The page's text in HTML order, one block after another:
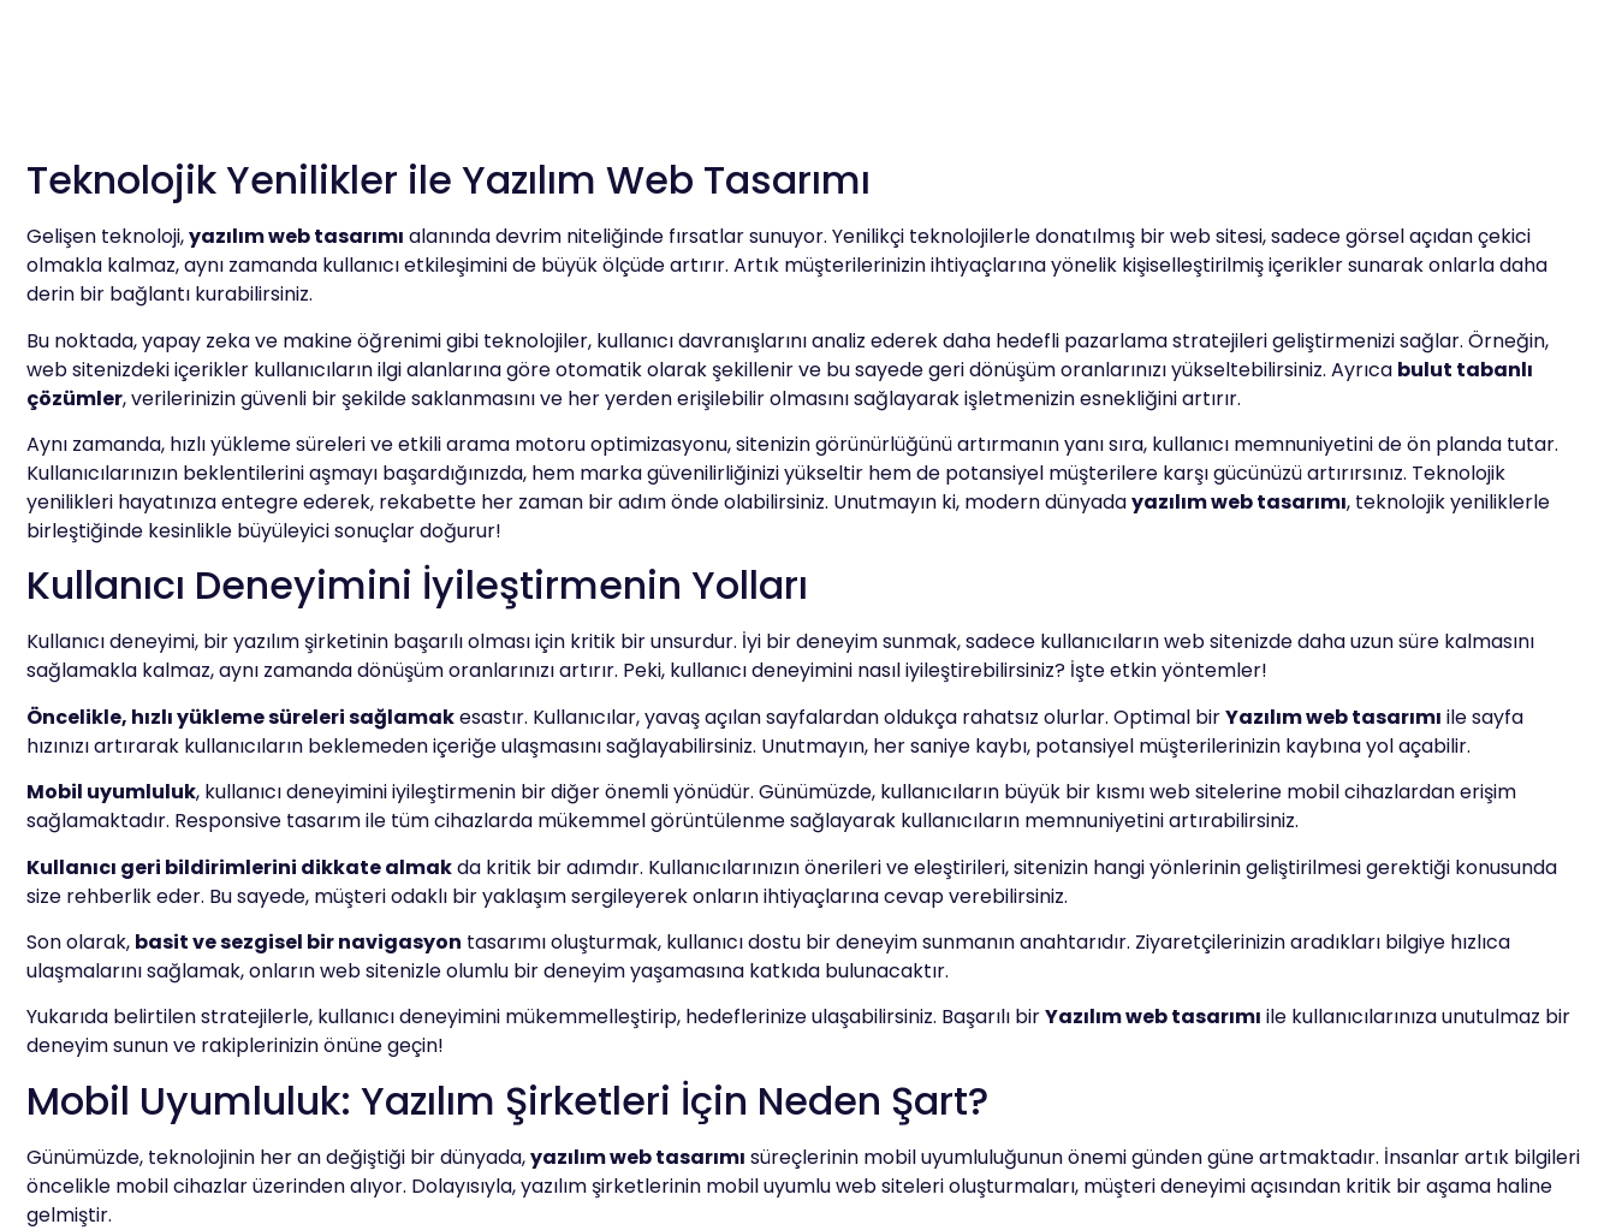
Teknolojik Yenilikler ile Yazılım Web Tasarımı
Gelişen teknoloji,yazılım web tasarımı alanında devrim niteliğinde fırsatlar sunuyor. Yenilikçi teknolojilerle donatılmış bir web sitesi, sadece görsel açıdan çekici
olmakla kalmaz, aynı zamanda kullanıcı etkileşimini de büyük ölçüde artırır. Artık müşterilerinizin ihtiyaçlarına yönelik kişiselleştirilmiş içerikler sunarak onlarla daha
derin bir bağlantı kurabilirsiniz.
Bu noktada, yapay zeka ve makine öğrenimi gibi teknolojiler, kullanıcı davranışlarını analiz ederek daha hedefli pazarlama stratejileri geliştirmenizi sağlar. Örneğin,
web sitenizdeki içerikler kullanıcıların ilgi alanlarına göre otomatik olarak şekillenir ve bu sayede geri dönüşüm oranlarınızı yükseltebilirsiniz. Ayrıca bulut tabanlı
çözümler, verilerinizin güvenli bir şekilde saklanmasını ve her yerden erişilebilir olmasını sağlayarak işletmenizin esnekliğini artırır.
Aynı zamanda, hızlı yükleme süreleri ve etkili arama motoru optimizasyonu, sitenizin görünürlüğünü artırmanın yanı sıra, kullanıcı memnuniyetini de ön planda tutar.
Kullanıcılarınızın beklentilerini aşmayı başardığınızda, hem marka güvenilirliğinizi yükseltir hem de potansiyel müşterilere karşı gücünüzü artırırsınız. Teknolojik
yenilikleri hayatınıza entegre ederek, rekabette her zaman bir adım önde olabilirsiniz. Unutmayın ki, modern dünyadayazılım web tasarımı, teknolojik yeniliklerle
birleştiğinde kesinlikle büyüleyici sonuçlar doğurur!
Kullanıcı Deneyimini İyileştirmenin Yolları
Kullanıcı deneyimi, bir yazılım şirketinin başarılı olması için kritik bir unsurdur. İyi bir deneyim sunmak, sadece kullanıcıların web sitenizde daha uzun süre kalmasını
sağlamakla kalmaz, aynı zamanda dönüşüm oranlarınızı artırır. Peki, kullanıcı deneyimini nasıl iyileştirebilirsiniz? İşte etkin yöntemler!
Öncelikle, hızlı yükleme süreleri sağlamakesastır. Kullanıcılar, yavaş açılan sayfalardan oldukça rahatsız olurlar. Optimal birYazılım web tasarımı ile sayfa
hızınızı artırarak kullanıcıların beklemeden içeriğe ulaşmasını sağlayabilirsiniz. Unutmayın, her saniye kaybı, potansiyel müşterilerinizin kaybına yol açabilir.
Mobil uyumluluk, kullanıcı deneyimini iyileştirmenin bir diğer önemli yönüdür. Günümüzde, kullanıcıların büyük bir kısmı web sitelerine mobil cihazlardan erişim
sağlamaktadır. Responsive tasarım ile tüm cihazlarda mükemmel görüntülenme sağlayarak kullanıcıların memnuniyetini artırabilirsiniz.
Kullanıcı geri bildirimlerini dikkate almakda kritik bir adımdır. Kullanıcılarınızın önerileri ve eleştirileri, sitenizin hangi yönlerinin geliştirilmesi gerektiği konusunda
size rehberlik eder. Bu sayede, müşteri odaklı bir yaklaşım sergileyerek onların ihtiyaçlarına cevap verebilirsiniz.
Son olarak, basit ve sezgisel bir navigasyon tasarımı oluşturmak, kullanıcı dostu bir deneyim sunmanın anahtarıdır. Ziyaretçilerinizin aradıkları bilgiye hızlıca
ulaşmalarını sağlamak, onların web sitenizle olumlu bir deneyim yaşamasına katkıda bulunacaktır.
Yukarıda belirtilen stratejilerle, kullanıcı deneyimini mükemmelleştirip, hedeflerinize ulaşabilirsiniz. Başarılı birYazılım web tasarımı ile kullanıcılarınıza unutulmaz bir
deneyim sunun ve rakiplerinizin önüne geçin!
Mobil Uyumluluk: Yazılım Şirketleri İçin Neden Şart?
Günümüzde, teknolojinin her an değiştiği bir dünyada,yazılım web tasarımı süreçlerinin mobil uyumluluğunun önemi günden güne artmaktadır. İnsanlar artık bilgileri
öncelikle mobil cihazlar üzerinden alıyor. Dolayısıyla, yazılım şirketlerinin mobil uyumlu web siteleri oluşturmaları, müşteri deneyimi açısından kritik bir aşama haline
gelmiştir.